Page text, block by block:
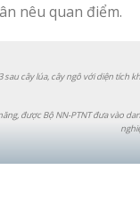
nêu quan điểm.
cây lúa, cây ngô với diện
được Bộ NN-PTNT đưa vào